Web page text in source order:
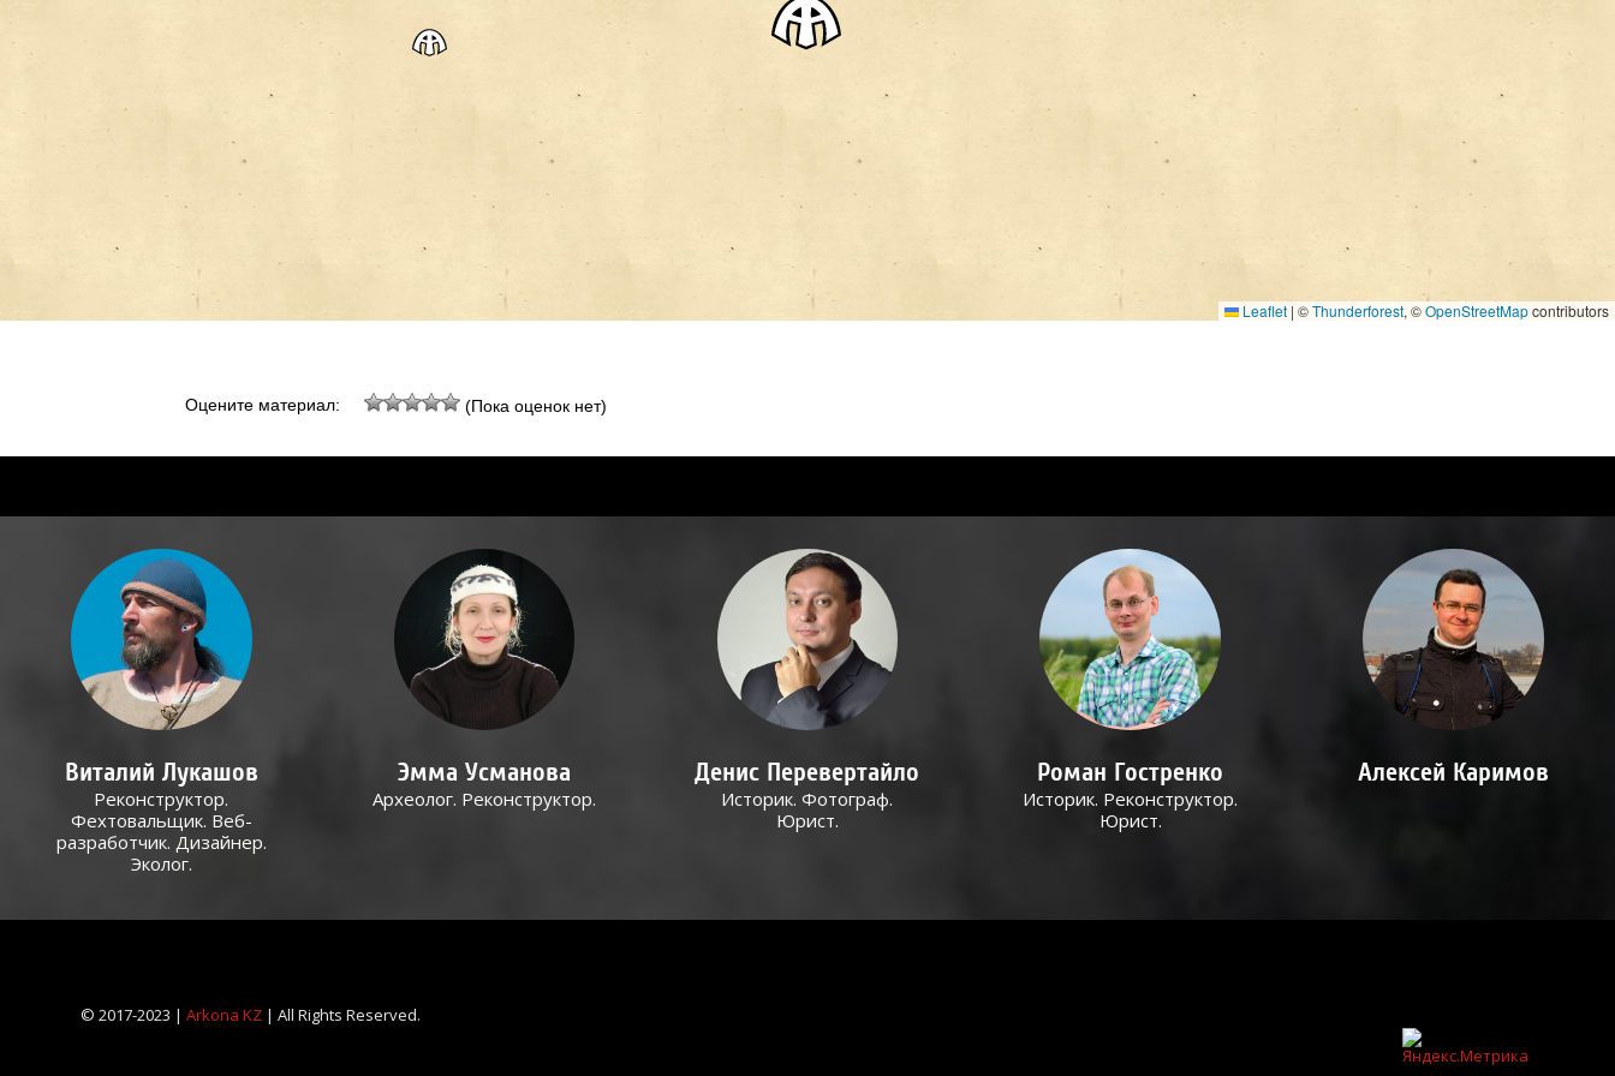
Leaflet | ©Thunderforest, ©OpenStreetMapcontributors
Оцените материал: (Пока оценок нет)
Виталий Лукашов
Реконструктор.
Фехтовальщик. Веб-
разработчик. Дизайнер.
Эколог.
Эмма Усманова
Археолог. Реконструктор.
Денис Перевертайло
Историк. Фотограф.
Юрист.
Роман Гостренко
Историк. Реконструктор.
Юрист.
Алексей Каримов
© 2017-2023 |Arkona KZ | All Rights Reserved.